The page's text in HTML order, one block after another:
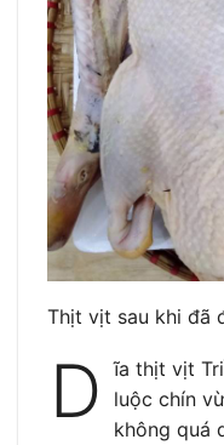
Thịt vịt sau khi đã
D
ĩa thịt vịt
luộc chín
không quá